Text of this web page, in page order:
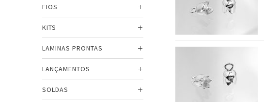
FIOS
KITS
LAMINAS PRONTAS
LANÇAMENTOS
SOLDAS